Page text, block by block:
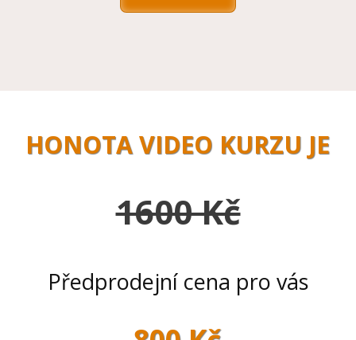
HONOTA VIDEO KURZU JE
1600 Kč
Předprodejní cena pro vás